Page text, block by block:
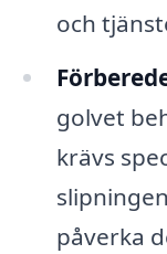
och
golvet
krävs
påverka